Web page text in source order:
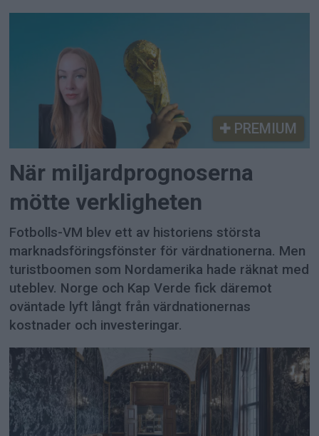
PREMIUM
När miljardprognoserna
mötte verkligheten
Fotbolls-VM blev ett av historiens största
marknadsföringsfönster för värdnationerna. Men
turistboomen som Nordamerika hade räknat med
uteblev. Norge och Kap Verde fick däremot
oväntade lyft långt från värdnationernas
kostnader och investeringar.